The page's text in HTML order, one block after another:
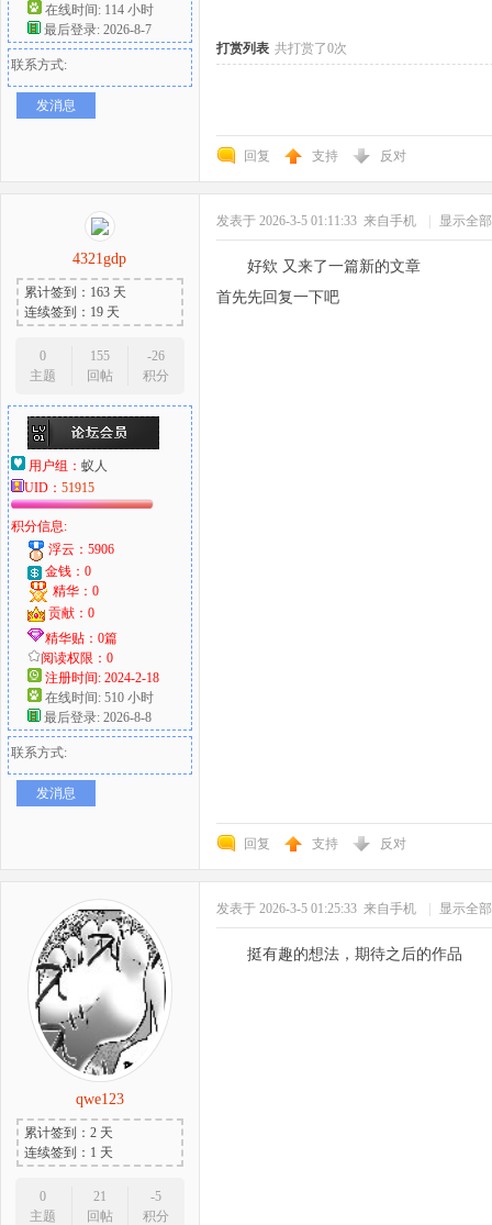
在线时间: 114 小时
最后登录: 2026-8-7
联系方式:
发消息
打赏列表 共打赏了0次
回复 支持 反对
4321gdp
累计签到：163 天
连续签到：19 天
0
主题
155
回帖
-26
积分
用户组： 蚁人
UID： 51915
积分信息:
浮云：5906
金钱：0
精华：0
贡献：0
精华贴：0篇
阅读权限：0
注册时间: 2024-2-18
在线时间: 510 小时
最后登录: 2026-8-8
联系方式:
发消息
发表于 2026-3-5 01:11:33 来自手机 显示全
好欸 又来了一篇新的文章
首先先回复一下吧
回复 支持 反对
qwe123
累计签到：2 天
连续签到：1 天
0
主题
21
回帖
-5
积分
发表于 2026-3-5 01:25:33 来自手机 显示全
挺有趣的想法，期待之后的作品